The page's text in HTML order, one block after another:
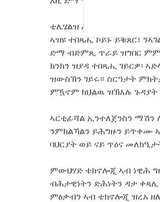
ቴሌሄልዝ ሕክምናዊ ክንክን
ኣዝዩ ተበጻሒ ኮይኑ ይቑጸር፣
ድማ ብድምጺ ጥራይ ዝግበር
ክንክን ዝያዳ ተበጻሒ ገይርዎ፡
ዝውስኽን ገይሩ። ስርዓታት
ምዃኖም ክህልዉ ዝኽእሉ
ኣርቲፊሻል ኢንተለጀንስን ማሽን
ንምክልኻልን ይሕግዙን ይጥቀሙ
ባህርያት ወይ ናይ ጥዕና
ምውህሃድ ቴክኖሎጂ ኣብ ነዊሕ
ብሕታዊነትን ድሕነትን ዳታ
ምዕቃብን ኣብ ቴክኖሎጂ ዝረአ